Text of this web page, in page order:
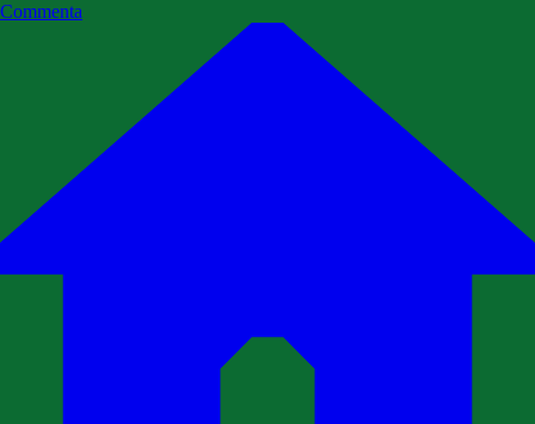
Commenta